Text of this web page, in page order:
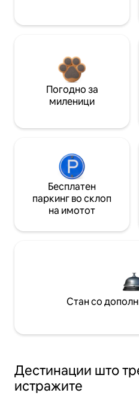
Погодно за
миленици
Бесплатен
паркинг во склоп
на имотот
Стан со
Дестинации што
истражите